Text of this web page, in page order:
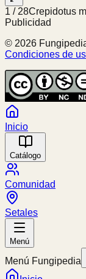
1 / 28Crepidotus
Publicidad
© 2026
Condiciones de
Inicio
Catálogo
Comunidad
Setales
Menú
Menú Fungipedia